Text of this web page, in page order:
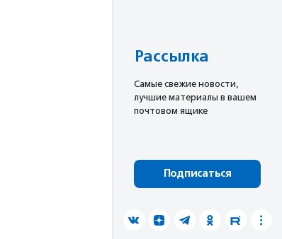
Рассылка
Cамые свежие новости,
лучшие материалы в вашем
почтовом ящике
Подписаться